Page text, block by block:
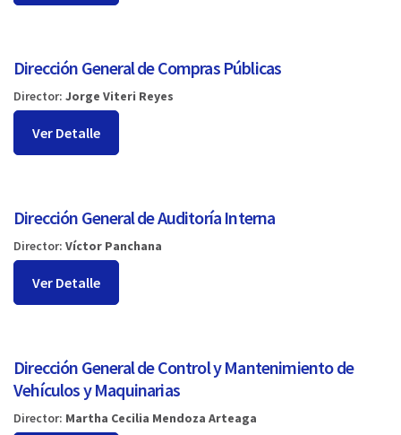
Dirección General de Compras Públicas
Director: Jorge Viteri Reyes
Ver Detalle
Dirección General de Auditoría Interna
Director: Víctor Panchana
Ver Detalle
Dirección General de Control y Mantenimiento de
Vehículos y Maquinarias
Director: Martha Cecilia Mendoza Arteaga